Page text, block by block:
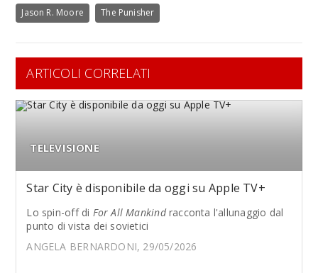
Jason R. Moore The Punisher
ARTICOLI CORRELATI
TELEVISIONE
Star City è disponibile da oggi su Apple TV+
Lo spin-off di For All Mankindracconta l'allunaggio dal
punto di vista dei sovietici
ANGELA BERNARDONI, 29/05/2026